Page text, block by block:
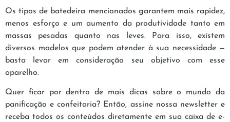
Os tipos de batedeira mencionados garantem mais rapidez,
menos esforço e um aumento da produtividade tanto em
massas pesadas quanto nas leves. Para isso, existem
diversos modelos que podem atender à sua necessidade —
basta levar em consideração seu objetivo com esse
aparelho.
Quer ficar por dentro de mais dicas sobre o mundo da
panificação e confeitaria? Então, assine nossa newsletter e
receba todos os conteúdos diretamente em sua caixa de e-